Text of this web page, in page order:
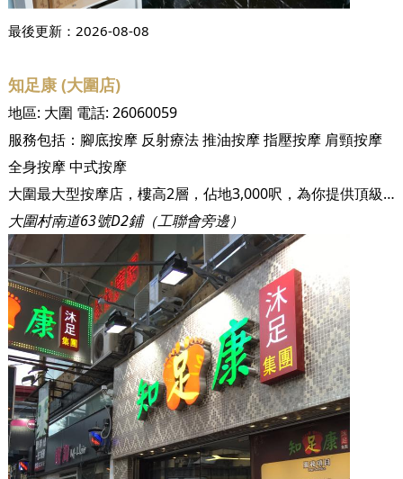
最後更新： 2026-08-08
知足康 (大圍店)
地區: 大圍 電話: 26060059
服務包括： 腳底按摩 反射療法推油按摩指壓按摩 肩頸按摩
全身按摩中式按摩
大圍最大型按摩店，樓高2層，佔地3,000呎，為你提供頂級按摩享受
大圍村南道63號D2鋪（工聯會旁邊）